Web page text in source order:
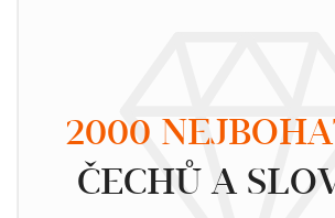
2000
ČECHŮ A